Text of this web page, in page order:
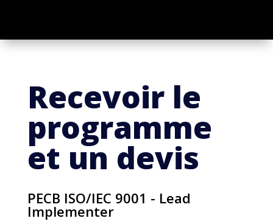
Recevoir le
programme
et un devis
PECB ISO/IEC 9001 - Lead
Implementer